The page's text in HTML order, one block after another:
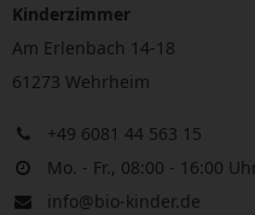
Kinderzimmer
Am Erlenbach 14-18
61273 Wehrheim
+49 6081 44 563 15
Mo. - Fr., 08:00 - 16:00
info@bio-kinder.de